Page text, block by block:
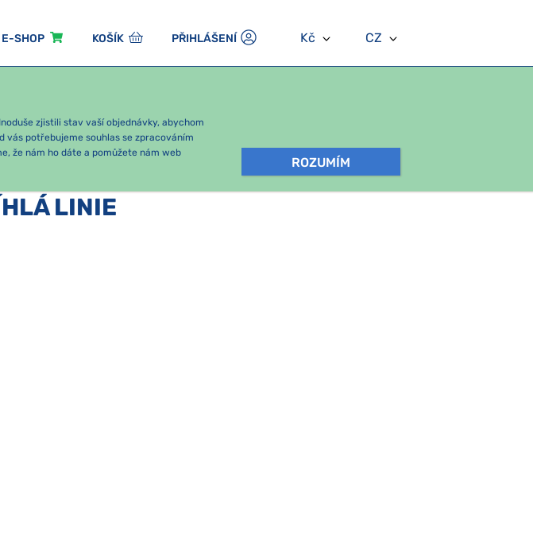
E-SHOP KOŠÍK PŘIHLÁŠENÍ Kč CZ
zjistili stav vaší objednávky, abychom
vás potřebujeme souhlas se zpracováním
že nám ho dáte a pomůžete nám web
ROZUMÍM
LINIE